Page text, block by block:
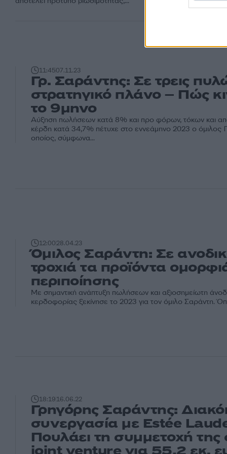
11:4507.11.23
Γρ. Σαράντης: Σε τρεις
στρατηγικό πλάνο – Πώς
το 9μηνο
Αύξηση πωλήσεων κατά 8% και προ φόρων, τόκων και
κέρδη κατά 34,7% πέτυχε στο εννεάμηνο 2023 ο όμιλος
οποίος, σύμφωνα...
12:0028.04.23
Όμιλος Σαράντη: Σε
τροχιά τα προϊόντα
περιποίησης
Με σημαντική ανάπτυξη πωλήσεων και αξιοσημείωτη
κερδοφορίας ξεκίνησε το 2023 για τον όμιλο Σαράντη.
18:1916.06.22
Γρηγόρης Σαράντης:
συνεργασία με Estée
Πουλάει τη συμμετοχή της